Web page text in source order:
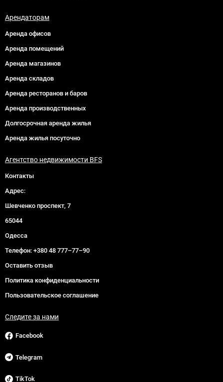
Арендаторам
Аренда офисов
Аренда помещений
Аренда магазинов
Аренда складов
Аренда ресторанов и баров
Аренда производственных
Долгосрочная аренда жилья
Аренда жилья посуточно
Агентство недвижимости BFS
Контакты
Адрес:
Шевченко проспект, 7
65044
Одесса
Телефон: +380 48 777–77–90
Оставить отзыв
Политика конфиденциальности
Пользовательское соглашение
Следите за нами
Facebook
Telegram
TikTok